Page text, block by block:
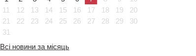
11
12 13 14 15 16 17 18 19
20
21
22 23 24 25 26 27 28 29
30
31
Всі новини за місяць